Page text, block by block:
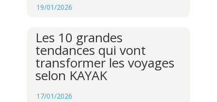
19/01/2026
Les 10 grandes
tendances qui vont
transformer les voyages
selon KAYAK
17/01/2026